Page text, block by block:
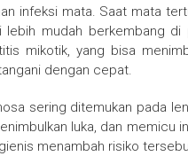
infeksi mata. Saat mata
mudah berkembang
mikotik, yang bisa
dengan cepat.
sering ditemukan pada
luka, dan memicu
menambah risiko